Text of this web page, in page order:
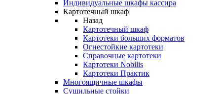
Индивидуальные шкафы кассира
Картотечный шкаф
Назад
Картотечный шкаф
Картотеки больших форматов
Огнестойкие картотеки
Справочные картотеки
Картотеки Nobilis
Картотеки Практик
Многоящичные шкафы
Сушильные стойки